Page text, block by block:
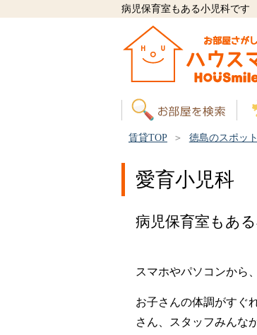
病児保育室もある小児科です
賃貸TOP 徳島のスポット
愛育小児科
病児保育室もあ
スマホやパソコンから
お子さんの体調がすぐ
さん、スタッフみんな